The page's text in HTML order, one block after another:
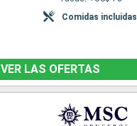
Comidas incluidas
VER LAS OFERTAS